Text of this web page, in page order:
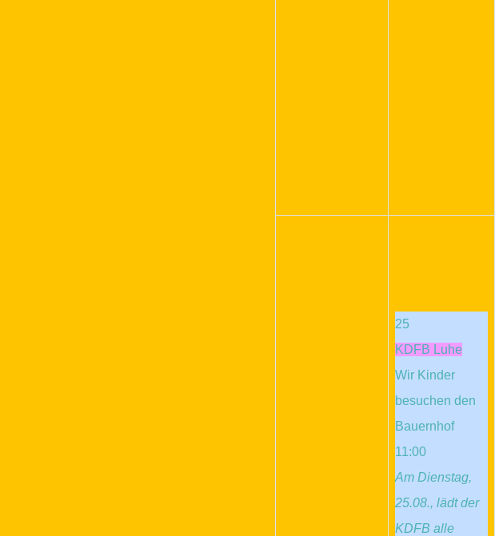
25
KDFB Luhe
Wir Kinder
besuchen den
Bauernhof
11:00
Am Dienstag,
25.08., lädt der
KDFB alle